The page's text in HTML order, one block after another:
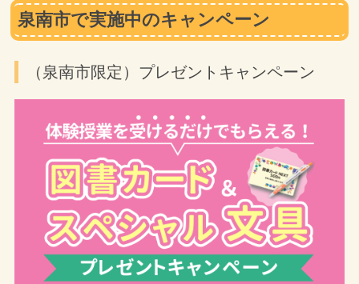
泉南市で実施中のキャンペーン
（泉南市限定）プレゼントキャンペーン